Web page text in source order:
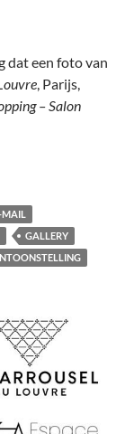
dat een foto van
, Parijs,
– Salon
in Carrousel du
MAIL
GALLERY